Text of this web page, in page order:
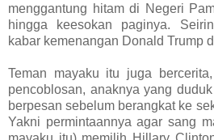
menggantung hitam di Negeri
hingga keesokan paginya.
kabar kemenangan Donald Trump
Teman mayaku itu juga
pencoblosan, anaknya yang
berpesan sebelum berangkat ke
Yakni permintaannya agar sang